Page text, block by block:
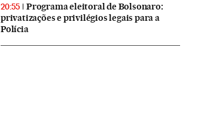
20:55
Programa eleitoral de Bolsonaro:
privatizações e privilégios legais para a
Polícia